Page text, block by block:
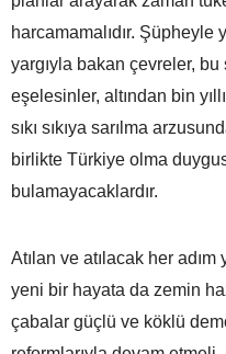
harcamamalıdır.
yargıyla bakan çevreler,
eşelesinler, altından bin
sıkı sıkıya sarılma
birlikte Türkiye olma
bulamayacaklardır.
Atılan ve atılacak her
yeni bir hayata da zemin
çabalar güçlü ve köklü